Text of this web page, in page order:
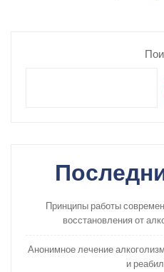
Принципы работы
восстановления от
Анонимное лечение
и